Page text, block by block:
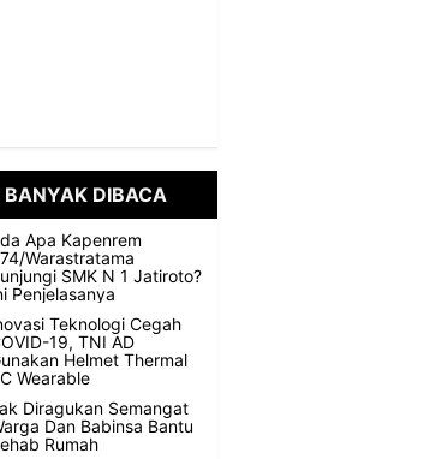
BANYAK DIBACA
Apa Kapenrem
Warastratama
SMK N 1 Jatiroto?
Penjelasanya
Teknologi Cegah
19, TNI AD
Helmet Thermal
Wearable
Diragukan Semangat
Dan Babinsa Bantu
Rumah